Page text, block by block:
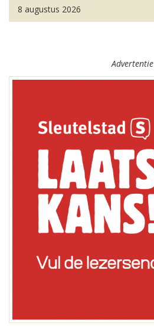
8 augustus 2026
Advertentie